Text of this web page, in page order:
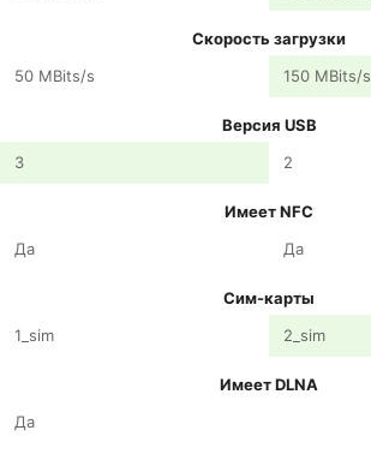
Скорость загрузки
50 MBits/s
150 MBits/s
Версия USB
3
2
Имеет NFC
Да
Да
Сим-карты
1_sim
2_sim
Имеет DLNA
Да